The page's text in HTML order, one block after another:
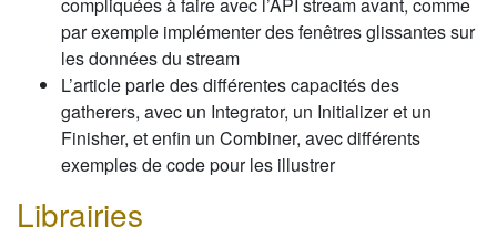
par exemple implémenter des fenêtres glissantes sur
les données du stream
L’article parle des différentes capacités des
gatherers, avec un Integrator, un Initializer et un
Finisher, et enfin un Combiner, avec différents
exemples de code pour les illustrer
Librairies